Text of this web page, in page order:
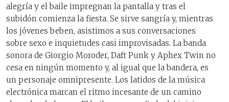
alegría y el baile impregnan la pantalla y tras el
subidón comienza la fiesta. Se sirve sangría y, mientras
los jóvenes beben, asistimos a sus conversaciones
sobre sexo e inquietudes casi improvisadas. La banda
sonora de Giorgio Moroder, Daft Punk y Aphex Twin no
cesa en ningún momento y, al igual que la bandera, es
un personaje omnipresente. Los latidos de la música
electrónica marcan el ritmo incesante de un camino